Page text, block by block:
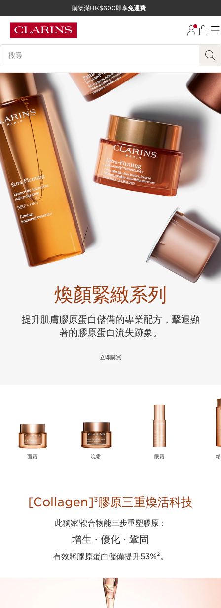
跳至內容
購物滿HK$600即享免運費
搜尋內容說明
煥顏緊緻系列
提升肌膚膠原蛋白儲備的專業配方，擊退顯
著的膠原蛋白流失跡象。
立即購買
面霜 晚霜 眼霜
[Collagen]3膠原三重煥活科技
此獨家1複合物能三步重塑膠原：
增生 · 優化 · 鞏固
有效將膠原蛋白儲備提升53%²。